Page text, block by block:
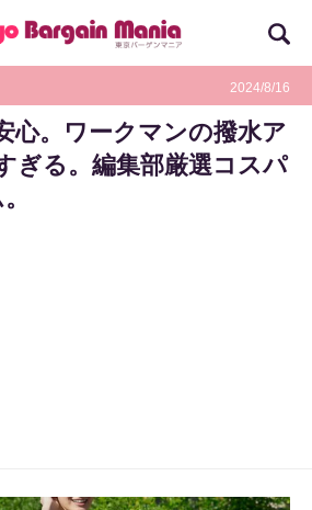
2024/8/16
心。ワークマンの撥水ア
ぎる。編集部厳選コスパ